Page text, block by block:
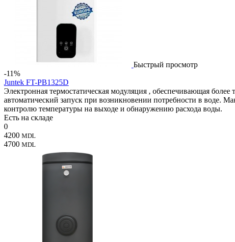
Быстрый просмотр
-11%
Juntek FT-PB1325D
Электронная термостатическая модуляция , обеспечивающая
автоматический запуск при возникновении потребности в воде.
контролю температуры на выходе и обнаружению расхода воды.
Есть на складе
0
4200 MDL
4700 MDL